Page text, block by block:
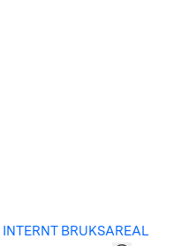
INTERNT BRUKSAREAL